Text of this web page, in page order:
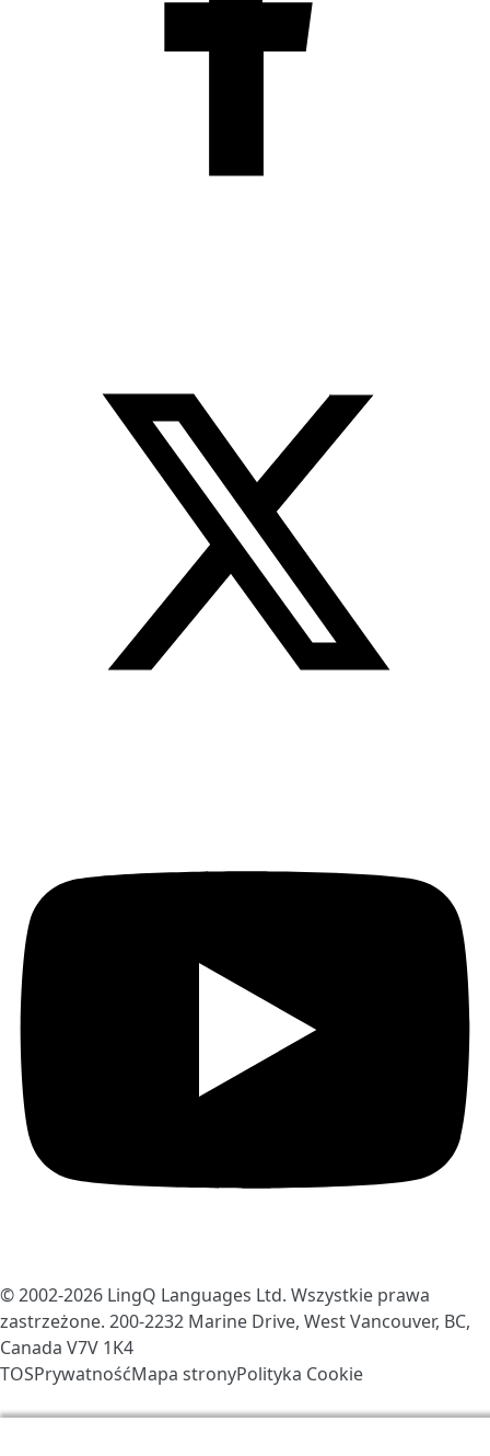
© 2002-2026 LingQ Languages Ltd. Wszystkie prawa
zastrzeżone. 200-2232 Marine Drive, West Vancouver, BC,
Canada V7V 1K4
TOSPrywatnośćMapa stronyPolityka Cookie